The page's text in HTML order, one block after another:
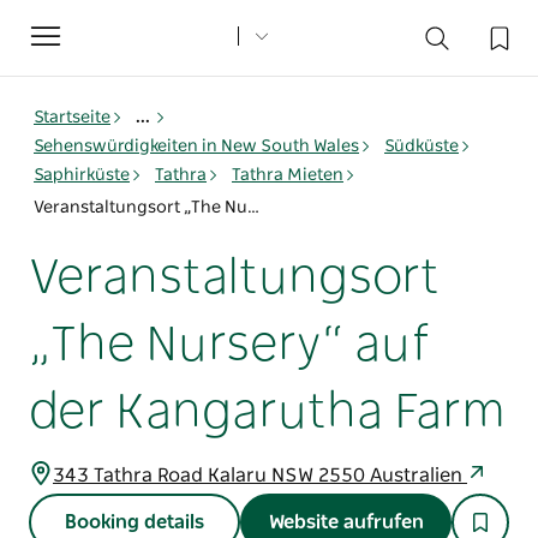
Toggle
navigation
Startseite
...
Sehenswürdigkeiten in New South Wales
Südküste
Saphirküste
Tathra
Tathra Mieten
Veranstaltungsort „The Nursery“ auf der Kangarutha Farm
Veranstaltungsort
„The Nursery“ auf
der Kangarutha Farm
343 Tathra Road Kalaru NSW 2550 Australien
Booking details Website aufrufen